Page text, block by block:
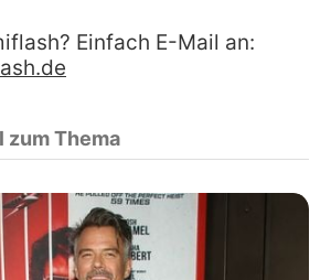
Einfach E-Mail an:
Thema